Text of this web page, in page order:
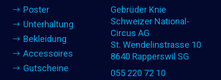
Poster
Unterhaltung
Bekleidung
Accessoires
Gutscheine
Gebrüder Knie
Schweizer National-
Circus AG
St. Wendelinstrasse 10
8640 Rapperswil SG
055 220 72 10